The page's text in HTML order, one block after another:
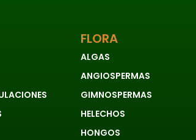
FLORA
ALGAS
ANGIOSPERMAS
GIMNOSPERMAS
HELECHOS
HONGOS